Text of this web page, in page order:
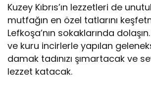
Kuzey Kıbrıs’ın lezzetleri de
mutfağın en özel tatlarını
Lefkoşa’nın sokaklarında
ve kuru incirlerle yapılan
damak tadınızı şımartacak ve
lezzet katacak.